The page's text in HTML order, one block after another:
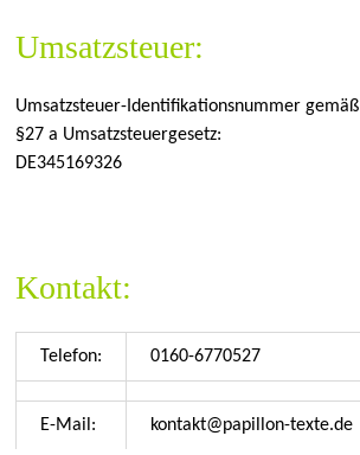
Umsatzsteuer:
Umsatzsteuer-Identifikationsnummer gemäß
§27 a Umsatzsteuergesetz:
DE345169326
Kontakt:
Telefon: 0160-6770527
E-Mail: kontakt@papillon-texte.de